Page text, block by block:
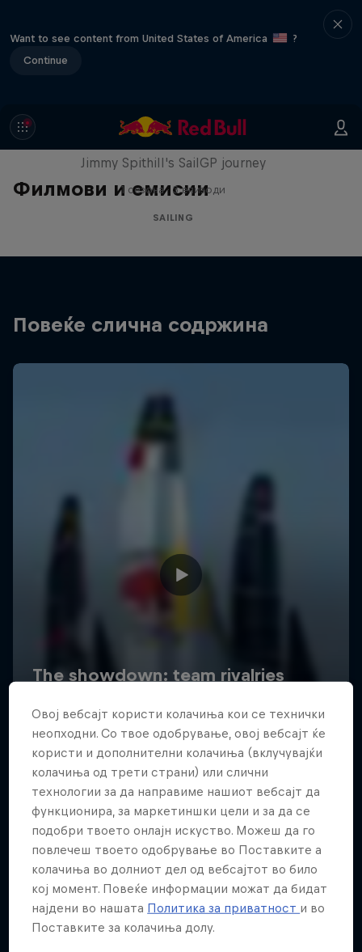
Want to see content from United States of America
?
Continue
Филмови и емисии
Uncharted
Jimmy Spithill's SailGP journey
1 сезона · 3 епизоди
SAILING
Повеќе слична содржина
Овој вебсајт користи колачиња кои се технички
неопходни. Со твое одобрување, овој вебсајт ќе
користи и дополнителни колачиња (вклучувајќи
колачиња од трети страни) или слични
технологии за да направиме нашиот вебсајт да
функционира, за маркетиншки цели и за да се
подобри твоето онлајн искуство. Можеш да го
повлечеш твоето одобрување во Поставките а
колачиња во долниот дел од вебсајтот во било
кој момент. Повеќе информации можат да бидат
најдени во нашата Политика за приватност и во
Поставките за колачиња долу.